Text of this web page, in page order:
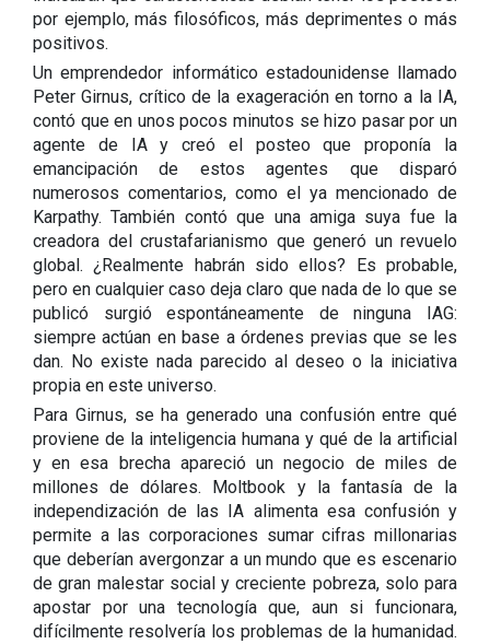
por ejemplo, más filosóficos, más deprimentes o más
positivos.
Un emprendedor informático estadounidense llamado
Peter Girnus, crítico de la exageración en torno a la IA,
contó que en unos pocos minutos se hizo pasar por un
agente de IA y creó el posteo que proponía la
emancipación de estos agentes que disparó
numerosos comentarios, como el ya mencionado de
Karpathy. También contó que una amiga suya fue la
creadora del crustafarianismo que generó un revuelo
global. ¿Realmente habrán sido ellos? Es probable,
pero en cualquier caso deja claro que nada de lo que se
publicó surgió espontáneamente de ninguna IAG:
siempre actúan en base a órdenes previas que se les
dan. No existe nada parecido al deseo o la iniciativa
propia en este universo.
Para Girnus, se ha generado una confusión entre qué
proviene de la inteligencia humana y qué de la artificial
y en esa brecha apareció un negocio de miles de
millones de dólares. Moltbook y la fantasía de la
independización de las IA alimenta esa confusión y
permite a las corporaciones sumar cifras millonarias
que deberían avergonzar a un mundo que es escenario
de gran malestar social y creciente pobreza, solo para
apostar por una tecnología que, aun si funcionara,
difícilmente resolvería los problemas de la humanidad.